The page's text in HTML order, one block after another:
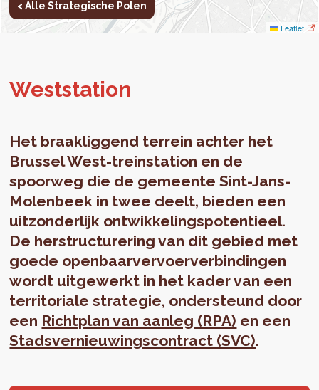
Leaflet
< Alle Strategische Polen
West­sta­ti­on
Het braakliggend terrein achter het
Brussel West-treinstation en de
spoorweg die de gemeente Sint-Jans-
Molenbeek in twee deelt, bieden een
uitzonderlijk ontwikkelingspotentieel.
De herstructurering van dit gebied met
goede openbaarvervoerverbindingen
wordt uitgewerkt in het kader van een
territoriale strategie, ondersteund door
een Richtplan van aanleg (RPA) en een
Stadsvernieuwingscontract (SVC).